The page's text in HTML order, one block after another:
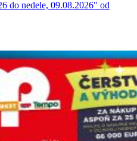
do nedele, 09.08.2026" od